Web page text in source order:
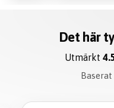
Det här
Utmärkt
Baserat